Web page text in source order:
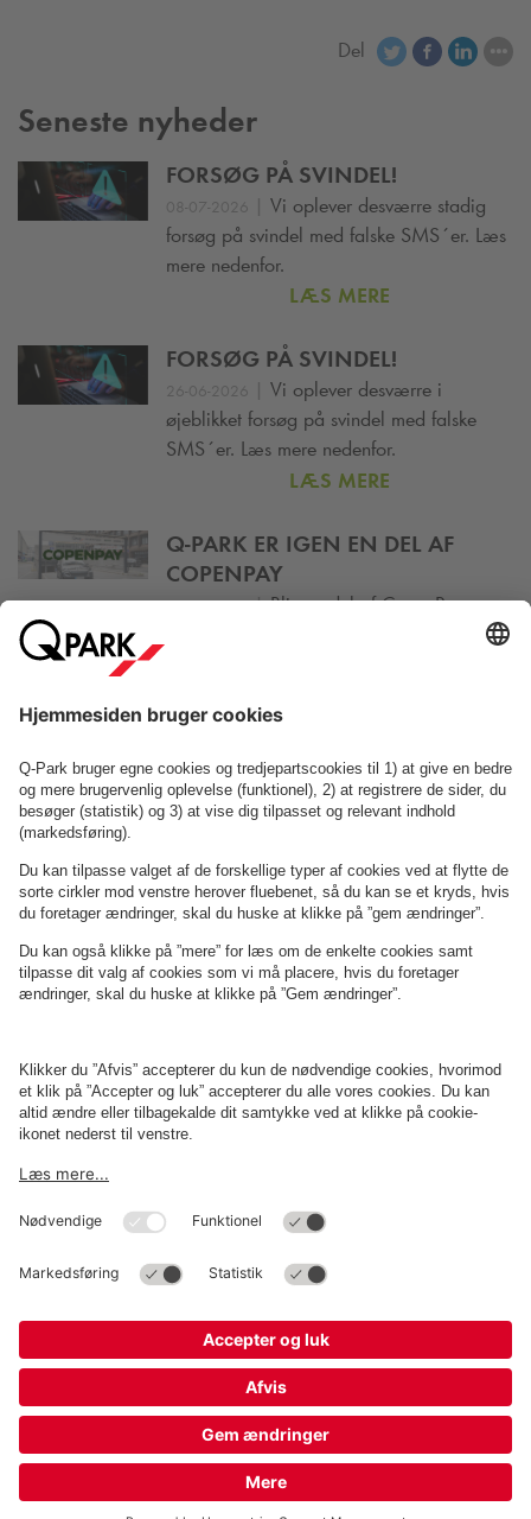
Del
Seneste nyheder
FORSØG PÅ SVINDEL!
08-07-2026 | Vi oplever desværre stadig
forsøg på svindel med falske SMS´er. Læs
mere nedenfor.
LÆS MERE
FORSØG PÅ SVINDEL!
26-06-2026 | Vi oplever desværre i
øjeblikket forsøg på svindel med falske
SMS´er. Læs mere nedenfor.
LÆS MERE
Q-PARK ER IGEN EN DEL AF
COPENPAY
23-06-2026|Bliv en del af CopenPay og
OmQ-Park
Erhverv
Betingelser og politikker
Cookieindstillinger
Operations Denmark A/S